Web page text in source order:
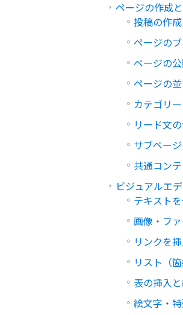
ページの作成
投稿の作
ページの
ページの
ページの
カテゴリ
リード文
サブペー
共通コン
ビジュアルエ
テキスト
画像・フ
リンクを
リスト（
表の挿入
絵文字・